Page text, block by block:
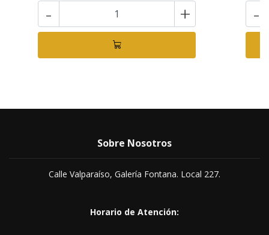
- + -
Sobre Nosotros
Calle Valparaíso, Galería Fontana. Local 227.
Horario de Atención: